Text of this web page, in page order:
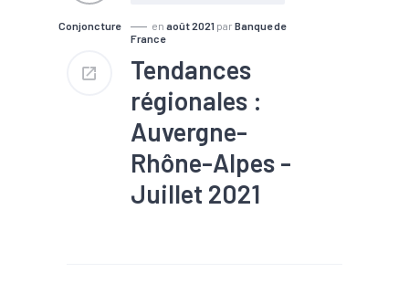
Conjoncture en août 2021 par Banque de
France
Tendances
régionales :
Auvergne-
Rhône-Alpes -
Juillet 2021